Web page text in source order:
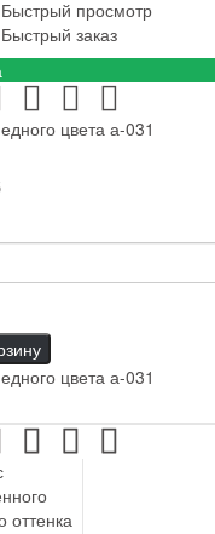
Быстрый просмотр
Быстрый заказ
цвета а-031
цвета а-031